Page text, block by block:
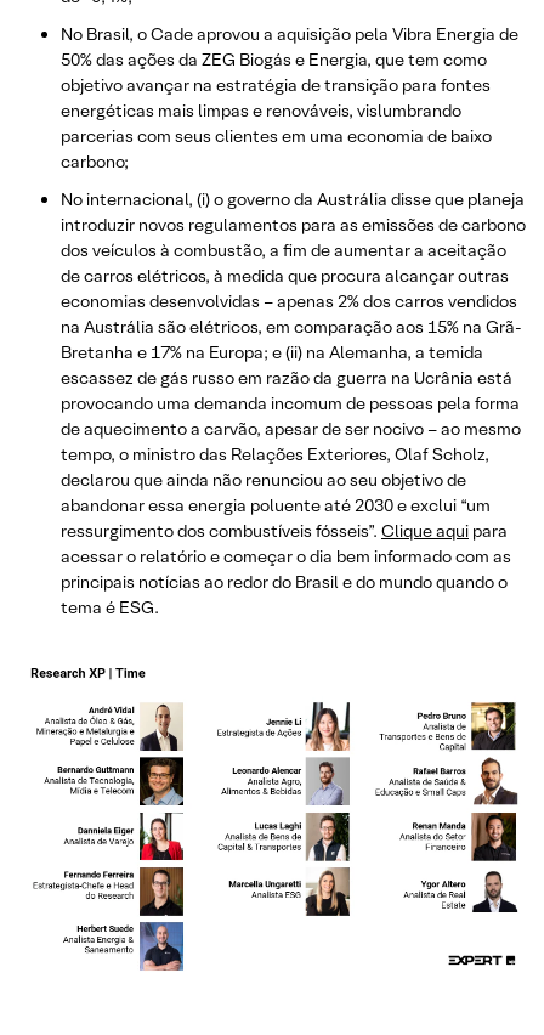
No Brasil, o Cade aprovou a aquisição pela Vibra Energia de
50% das ações da ZEG Biogás e Energia, que tem como
objetivo avançar na estratégia de transição para fontes
energéticas mais limpas e renováveis, vislumbrando
parcerias com seus clientes em uma economia de baixo
carbono;
No internacional, (i) o governo da Austrália disse que planeja
introduzir novos regulamentos para as emissões de carbono
dos veículos à combustão, a fim de aumentar a aceitação
de carros elétricos, à medida que procura alcançar outras
economias desenvolvidas – apenas 2% dos carros vendidos
na Austrália são elétricos, em comparação aos 15% na Grã-
Bretanha e 17% na Europa; e (ii) na Alemanha, a temida
escassez de gás russo em razão da guerra na Ucrânia está
provocando uma demanda incomum de pessoas pela forma
de aquecimento a carvão, apesar de ser nocivo – ao mesmo
tempo, o ministro das Relações Exteriores, Olaf Scholz,
declarou que ainda não renunciou ao seu objetivo de
abandonar essa energia poluente até 2030 e exclui “um
ressurgimento dos combustíveis fósseis”. Clique aqui para
acessar o relatório e começar o dia bem informado com as
principais notícias ao redor do Brasil e do mundo quando o
tema é ESG.